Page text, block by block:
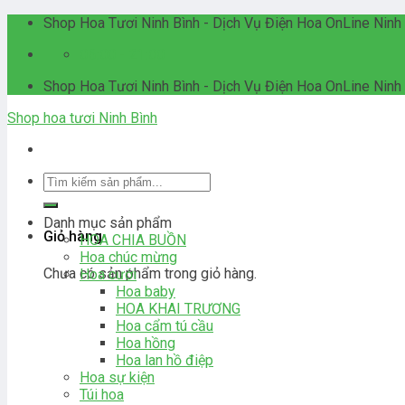
Skip
content
Shop Hoa Tươi Ninh Bình - Dịch Vụ Điện Hoa OnLine Ninh
Shop Hoa Tươi Ninh Bình - Dịch Vụ Điện Hoa OnLine Ninh
Shop hoa tươi Ninh Bình
Tìm
kiếm:
Giỏ hàng
Chưa có sản phẩm trong giỏ hàng.
Danh mục sản phẩm
HOA CHIA BUỒN
Hoa chúc mừng
Hoa cưới
Hoa baby
HOA KHAI TRƯƠNG
Hoa cẩm tú cầu
Hoa hồng
Hoa lan hồ điệp
Hoa sự kiện
Túi hoa